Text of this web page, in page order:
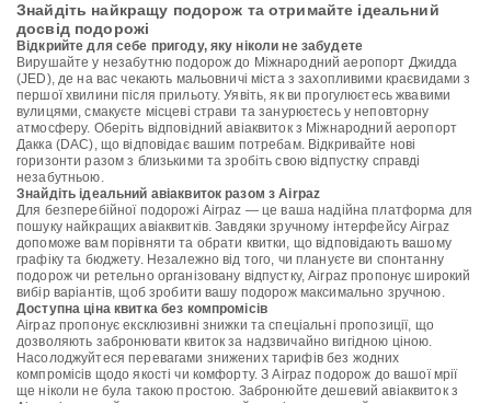
Знайдіть найкращу подорож та отримайте ідеальний
досвід подорожі
Відкрийте для себе пригоду, яку ніколи не забудете
Вирушайте у незабутню подорож до Міжнародний аеропорт Джидда
(JED), де на вас чекають мальовничі міста з захопливими краєвидами з
першої хвилини після прильоту. Уявіть, як ви прогулюєтесь жвавими
вулицями, смакуєте місцеві страви та занурюєтесь у неповторну
атмосферу. Оберіть відповідний авіаквиток з Міжнародний аеропорт
Дакка (DAC), що відповідає вашим потребам. Відкривайте нові
горизонти разом з близькими та зробіть свою відпустку справді
незабутньою.
Знайдіть ідеальний авіаквиток разом з Airpaz
Для безперебійної подорожі Airpaz — це ваша надійна платформа для
пошуку найкращих авіаквитків. Завдяки зручному інтерфейсу Airpaz
допоможе вам порівняти та обрати квитки, що відповідають вашому
графіку та бюджету. Незалежно від того, чи плануєте ви спонтанну
подорож чи ретельно організовану відпустку, Airpaz пропонує широкий
вибір варіантів, щоб зробити вашу подорож максимально зручною.
Доступна ціна квитка без компромісів
Airpaz пропонує ексклюзивні знижки та спеціальні пропозиції, що
дозволяють забронювати квиток за надзвичайно вигідною ціною.
Насолоджуйтеся перевагами знижених тарифів без жодних
компромісів щодо якості чи комфорту. З Airpaz подорож до вашої мрії
ще ніколи не була такою простою. Забронюйте дешевий авіаквиток з